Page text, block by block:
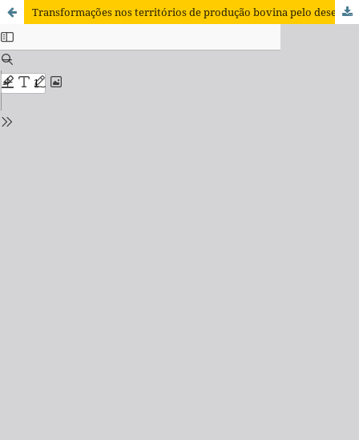
Transformações nos territórios de produção bovina pelo desenvolvimento do setor agropecuário: estudo comparativo entre Brasil e Uruguai